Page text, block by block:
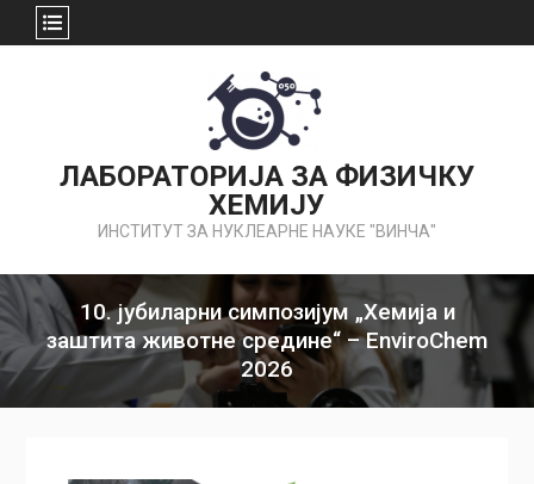
ЛАБОРАТОРИЈА ЗА ФИЗИЧКУ
ХЕМИЈУ
ИНСТИТУТ ЗА НУКЛЕАРНЕ НАУКЕ "ВИНЧА"
10. јубиларни симпозијум „Хемија и
заштита животне средине“ – EnviroChem
2026